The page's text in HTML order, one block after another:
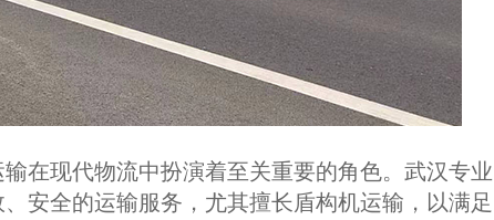
在现代物流中扮演着至关重要的角色。武汉专业
安全的运输服务，尤其擅长盾构机运输，以满足